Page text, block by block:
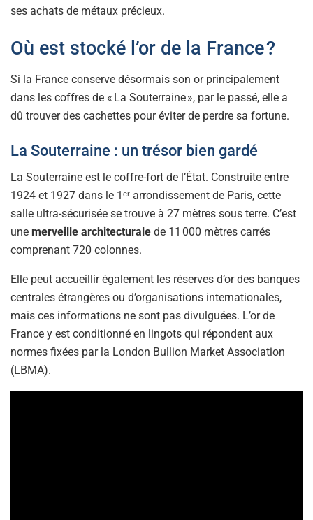
ses achats de métaux précieux.
Où est stocké l’or de la France ?
Si la France conserve désormais son or principalement
dans les coffres de « La Souterraine », par le passé, elle a
dû trouver des cachettes pour éviter de perdre sa fortune.
La Souterraine : un trésor bien gardé
La Souterraine est le coffre-fort de l’État. Construite entre
1924 et 1927 dans le 1ᵉʳ arrondissement de Paris, cette
salle ultra-sécurisée se trouve à 27 mètres sous terre. C’est
une merveille architecturale de 11 000 mètres carrés
comprenant 720 colonnes.
Elle peut accueillir également les réserves d’or des banques
centrales étrangères ou d’organisations internationales,
mais ces informations ne sont pas divulguées. L’or de
France y est conditionné en lingots qui répondent aux
normes fixées par la London Bullion Market Association
(LBMA).